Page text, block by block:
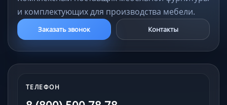
и комплектующих для производства мебели.
Заказать звонок Контакты
ТЕЛЕФОН